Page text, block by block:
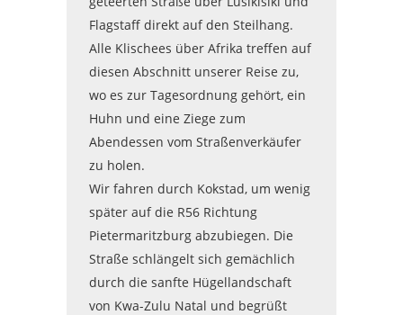
Flagstaff direkt auf den Steilhang.
Alle Klischees über Afrika treffen auf
diesen Abschnitt unserer Reise zu,
wo es zur Tagesordnung gehört, ein
Huhn und eine Ziege zum
Abendessen vom Straßenverkäufer
zu holen.
Wir fahren durch Kokstad, um wenig
später auf die R56 Richtung
Pietermaritzburg abzubiegen. Die
Straße schlängelt sich gemächlich
durch die sanfte Hügellandschaft
von Kwa-Zulu Natal und begrüßt